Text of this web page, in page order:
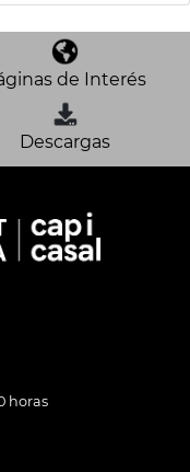
de Interés
Descargas
horas